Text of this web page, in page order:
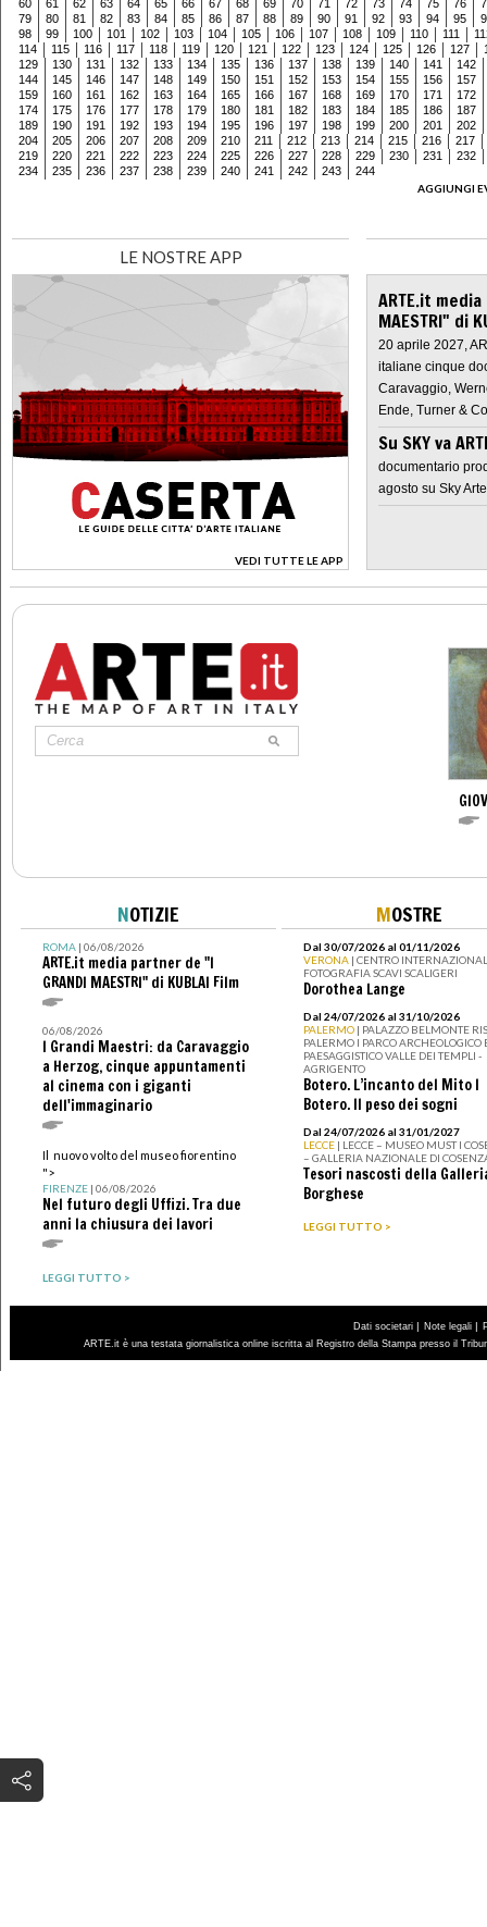
60 61 62 63 64 65 66 67 68 69 70 71 72 73 74 75 76
79
80 81 82 83 84 85 86 87 88 89 90 91 92 93 94 95
98
99 100 101 102 103 104 105 106 107 108 109 110 111
114
115 116 117 118 119 120 121 122 123 124 125 126 127
129
130 131 132 133 134 135 136 137 138 139 140 141
142
144
145 146 147 148 149 150 151 152 153 154 155 156
157
159
160 161 162 163 164 165 166 167 168 169 170 171
172
174
175 176 177 178 179 180 181 182 183 184 185 186
187
189
190 191 192 193 194 195 196 197 198 199 200 201
202
204
205 206 207 208 209 210 211 212 213 214 215 216
217
219
220 221 222 223 224 225 226 227 228 229 230 231
232
234
235 236 237 238 239 240 241 242 243
244
AGGIUNGI
LE NOSTRE APP
VEDI TUTTE LE APP
>
ARTE.it
MAESTRI" di
20 aprile 2027,
italiane cinque
Caravaggio,
Ende, Turner &
Su SKY va
documentario
agosto su Sky Arte
NOTIZIE
ROMA| 06/08/2026
ARTE.it media partner de "I
GRANDI MAESTRI" di KUBLAI Film
06/08/2026
I Grandi Maestri: da Caravaggio
a Herzog, cinque appuntamenti
al cinema con i giganti
dell'immaginario
Il nuovo volto del museo fiorentino
">
FIRENZE| 06/08/2026
Nel futuro degli Uffizi. Tra due
anni la chiusura dei lavori
LEGGI TUTTO >
MOSTRE
Dal 30/07/2026 al 01/11/2026
VERONA | CENTRO
FOTOGRAFIA SCAVI SCALIGERI
Dorothea Lange
Dal 24/07/2026 al 31/10/2026
PALERMO | PALAZZO BELMONTE
PALERMO I PARCO ARCHEOLOGICO
PAESAGGISTICO VALLE DEI TEMPLI -
AGRIGENTO
Botero. L’incanto del Mito I
Botero. Il peso dei sogni
Dal 24/07/2026 al 31/01/2027
LECCE | LECCE – MUSEO MUST I
– GALLERIA NAZIONALE DI
Tesori nascosti della
Borghese
LEGGI TUTTO >
Dati societari | Note legali |
ARTE.it è una testata giornalistica online iscritta al Registro della Stampa presso il